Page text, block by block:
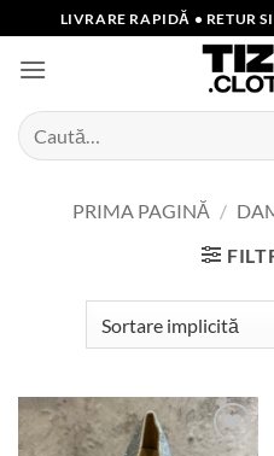
to
content
LIVRARE RAPIDĂ • RETUR
Caută
după:
PRIMA PAGINĂ /